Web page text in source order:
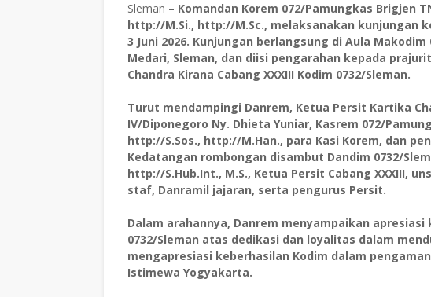
Sleman – Komandan Korem 072/Pamungkas Brigjen
http://M.Si., http://M.Sc., melaksanakan kunjungan
3 Juni 2026. Kunjungan berlangsung di Aula Makodim
Medari, Sleman, dan diisi pengarahan kepada
Chandra Kirana Cabang XXXIII Kodim 0732/Sleman.
Turut mendampingi Danrem, Ketua Persit Kartika
IV/Diponegoro Ny. Dhieta Yuniar, Kasrem 072/
http://S.Sos., http://M.Han., para Kasi Korem, dan
Kedatangan rombongan disambut Dandim 0732/
http://S.Hub.Int., M.S., Ketua Persit Cabang XXXIII,
staf, Danramil jajaran, serta pengurus Persit.
Dalam arahannya, Danrem menyampaikan
0732/Sleman atas dedikasi dan loyalitas dalam
mengapresiasi keberhasilan Kodim dalam
Istimewa Yogyakarta.